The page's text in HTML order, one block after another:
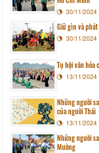
30/11/2024
Giữ gìn và
30/11/2024
Tụ hội văn hóa
13/11/2024
Những người
của người Thái
13/11/2024
Những người
Mường